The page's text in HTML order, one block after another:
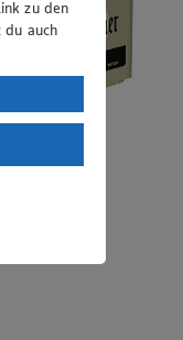
zu den
auch
DSGVO
mit
das